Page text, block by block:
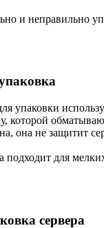
и неправильно
упаковки
которой
она не защитит
подходит для
сервера